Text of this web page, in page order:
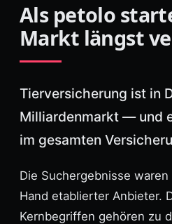
Als petolo
Markt längst
Tierversicherung ist in
Milliardenmarkt — und
im gesamten
Die Suchergebnisse
Hand etablierter Anbieter.
Kernbegriffen gehören zu